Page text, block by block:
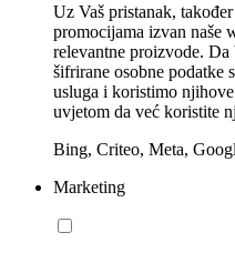
Uz Vaš pristanak,
promocijama izvan naše
relevantne proizvode.
šifrirane osobne podatke
usluga i koristimo
uvjetom da već koristite
Bing, Criteo, Meta,
Marketing